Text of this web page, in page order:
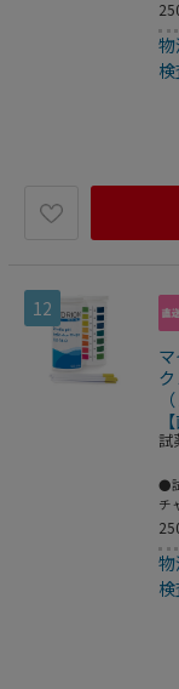
ク
め
そ
に
●
12
試
●
チ
ク
め
そ
に